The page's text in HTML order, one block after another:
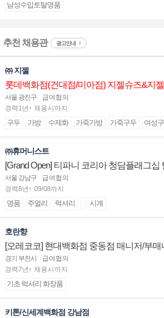
남성수입토탈명품
추천 채용관 광고안내
㈜ 지젤
롯데백화점(건대점/미아점) 지젤슈즈&지
인합니다
서울 광진구
급여협의
경력1년↑ 채용시까지
구두 가방 수제화 가죽가방 가죽구두 여성
㈜휴머니스트
[Grand Open] 티파니 코리아 청담플래그
계대전 판매사원 채용
서울 강남구
급여협의
경력8년↑ 09/08까지
명품 주얼리 럭셔리 시계
호란향
[오레코코] 현대백화점 중동점 매니저/부
경기 부천시
급여협의
경력7년↑ 채용시까지
기초 럭셔리 화장품
키톤/신세계백화점 강남점